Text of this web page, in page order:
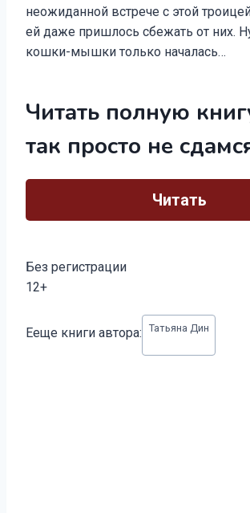
неожиданной встрече с этой
ей даже пришлось сбежать от них.
кошки-мышки только началась…
Читать полную
так просто не
Читать
Без регистрации
12+
записи:
Ееще книги автора: Татьяна Дин